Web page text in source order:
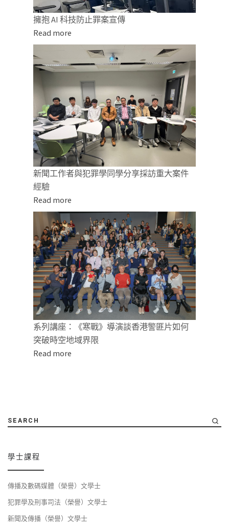
擁抱 AI 科技防止罪案宣傳
Read more
新聞工作者與犯罪學同學分享採訪重大案件
經驗
Read more
系列講座：《寒戰》導演談香港警匪片如何
突破時空地域界限
Read more
SEARCH
學士課程
傳播及數碼媒體（榮譽）文學士
犯罪學及刑事司法（榮譽）文學士
新聞及傳播（榮譽）文學士